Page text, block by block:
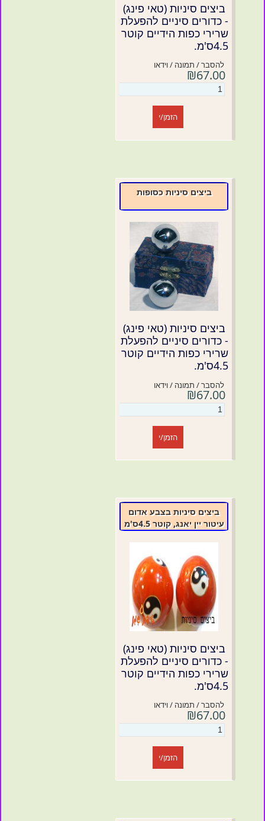
ביצים סיניות (טאי פינג)
- כדורים סיניים להפעלת
שרירי כפות הידיים קוטר
4.5ס'מ.
להסבר / תמונה / וידאו
₪67.00
הזמן/י
ביצים סיניות כסופות
ביצים סיניות (טאי פינג)
- כדורים סיניים להפעלת
שרירי כפות הידיים קוטר
4.5ס'מ.
להסבר / תמונה / וידאו
₪67.00
הזמן/י
ביצים סיניות בצבע אדום
עיטור יין יאנג, קוטר 4.5ס'מ
ביצים סיניות (טאי פינג)
- כדורים סיניים להפעלת
שרירי כפות הידיים קוטר
4.5ס'מ.
להסבר / תמונה / וידאו
₪67.00
הזמן/י